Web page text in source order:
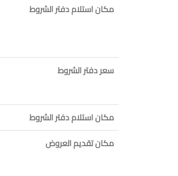
مكان استلام دفتر الشروط
سعر دفتر الشروط
مكان استلام دفتر الشروط
مكان تقديم العروض